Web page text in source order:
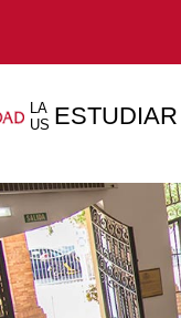
LA
US ESTUDIAR